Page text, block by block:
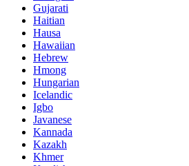
Gujarati
Haitian
Hausa
Hawaiian
Hebrew
Hmong
Hungarian
Icelandic
Igbo
Javanese
Kannada
Kazakh
Khmer